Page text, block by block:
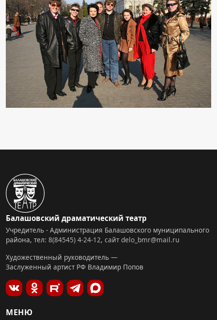
Балашовский драматический театр
Учредитель - Администрация Балашовского муниципального
района, тел: 8(84545) 4-24-12, сайт delo_bmr@mail.ru
Художественный руководитель —
Заслуженный артист РФ Владимир Попов
МЕНЮ